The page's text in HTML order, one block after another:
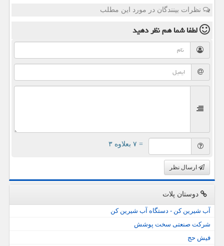
نظرات بینندگان در مورد این مطلب
لطفا شما همنظر دهید
= ۷ بعلاوه ۳
ارسال نظر
دوستان پلات
آب شیرین کن - دستگاه آب شیرین کن
شرکت صنعتی سخت پوشش
فیش حج